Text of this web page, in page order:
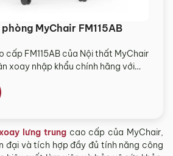
MyChair FM115AB
cấp FM115AB của Nội thất MyChair
xoay nhập khẩu chính hãng với
Ghế họp cao cấp được thiết kế
bạn thoải mái hơn trong quá trình
hiệu quả công việc và bảo vệ sức
lưng trungcao cấp của MyChair,
đại và tích hợp đầy đủ tính năng công